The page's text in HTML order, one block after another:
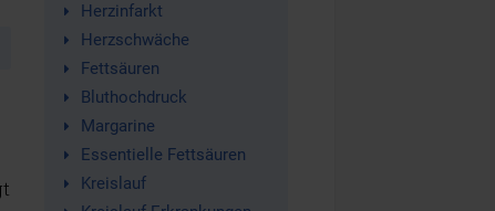
Herzinfarkt
Herzschwäche
Fettsäuren
Bluthochdruck
Margarine
Essentielle Fettsäuren
Kreislauf